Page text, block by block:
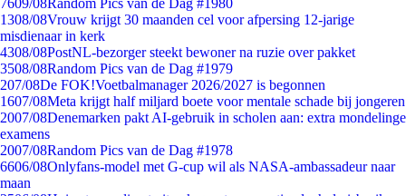
7609/08Random Pics van de Dag #1980
1308/08Vrouw krijgt 30 maanden cel voor afpersing 12-jarige
misdienaar in kerk
4308/08PostNL-bezorger steekt bewoner na ruzie over pakket
3508/08Random Pics van de Dag #1979
207/08De FOK!Voetbalmanager 2026/2027 is begonnen
1607/08Meta krijgt half miljard boete voor mentale schade bij jongeren
2007/08Denemarken pakt AI-gebruik in scholen aan: extra mondelinge
examens
2007/08Random Pics van de Dag #1978
6606/08Onlyfans-model met G-cup wil als NASA-ambassadeur naar
maan